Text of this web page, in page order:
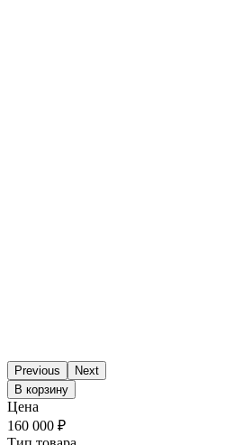
Previous
Next
В корзину
Цена
160 000 ₽